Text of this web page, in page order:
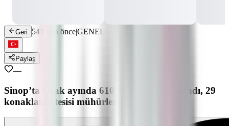
Geri 541 gün önce|GENEL
Paylaş
—
Sinop’ta Ocak ayında 610 asayiş olayı yaşandı, 29
konaklama tesisi mühürlendi